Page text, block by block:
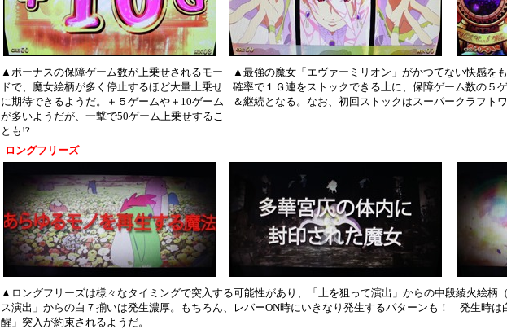
▲ボーナスの保障ゲーム数が上乗せされるモー
ドで、魔女絵柄が多く停止するほど大量上乗せ
に期待できるようだ。＋５ゲームや＋10ゲーム
が多いようだが、一撃で50ゲーム上乗せするこ
とも!?
▲最強の魔女「エヴァーミリオン」がかつてない快感を
確率で１Ｇ連をストックできる上に、保障ゲーム数の５
＆継続となる。なお、初回ストックはスーパークラフト
ロングフリーズ
▲ロングフリーズは様々なタイミングで突入する可能性があり、「上を狙って演出」からの中段綾火絵柄
ス演出」からの白７揃いは発生濃厚。もちろん、レバーON時にいきなり発生するパターンも！ 発生時は
醒」突入が約束されるようだ。